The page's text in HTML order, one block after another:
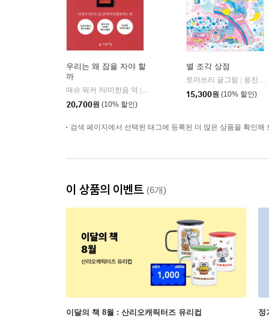
우리는 왜 잠을 자야 할
까
매슈 워커 저/이한음 역
열린책들
20,700원 (10% 할인)
별 조각 상점
토마쓰리 글그림
웅진주니어
15,300원 (10% 할인)
검색 페이지에서 선택된 태그에 등록된 더 많은 상품을 확인해
이 상품의 이벤트 (6개)
이달의 책 8월 : 산리오캐릭터즈 유리컵 정